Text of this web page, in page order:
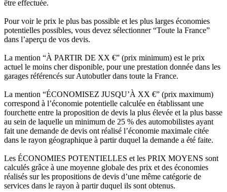
être effectuée.
Pour voir le prix le plus bas possible et les plus larges économies
potentielles possibles, vous devez sélectionner “Toute la France”
dans l’aperçu de vos devis.
La mention “À PARTIR DE XX €” (prix minimum) est le prix
actuel le moins cher disponible, pour une prestation donnée dans les
garages référencés sur Autobutler dans toute la France.
La mention “ÉCONOMISEZ JUSQU’À XX €” (prix maximum)
correspond à l’économie potentielle calculée en établissant une
fourchette entre la proposition de devis la plus élevée et la plus basse
au sein de laquelle un minimum de 25 % des automobilistes ayant
fait une demande de devis ont réalisé l’économie maximale citée
dans le rayon géographique à partir duquel la demande a été faite.
Les ÉCONOMIES POTENTIELLES et les PRIX MOYENS sont
calculés grâce à une moyenne globale des prix et des économies
réalisés sur les propositions de devis d’une même catégorie de
services dans le rayon à partir duquel ils sont obtenus.